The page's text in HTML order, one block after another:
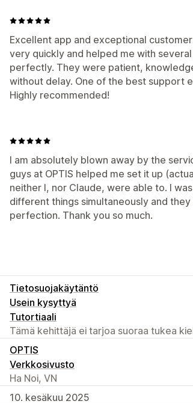
Excellent app and exceptional
very quickly and helped me with
perfectly. They were patient,
without delay. One of the best support
Highly recommended!
I am absolutely blown away by the
guys at OPTIS helped me set it up
neither I, nor Claude, were able to. I
different things simultaneously and
perfection. Thank you so much.
Tietosuojakäytäntö
Usein kysyttyä
Tutortiaali
Tämä kehittäjä ei tarjoa suoraa tukea
OPTIS
Verkkosivusto
Ha Noi, VN
10. kesäkuu 2025